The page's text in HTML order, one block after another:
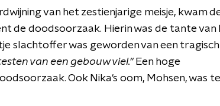
van het zestienjarige meisje, kwam
de doodsoorzaak. Hierin was de tante van
slachtoffer was geworden van een
van een gebouw viel." Een hoge
Ook Nika's oom, Mohsen, was te